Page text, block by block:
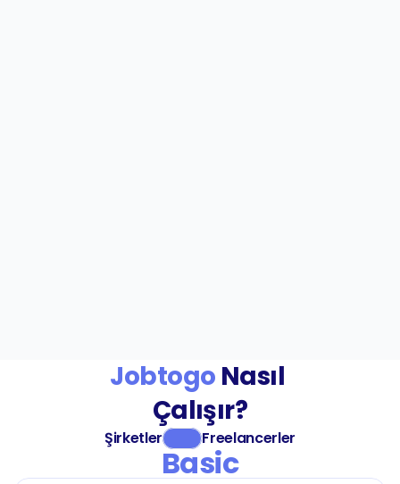
Jobtogo Nasıl
Çalışır?
Şirketler Freelancerler
Basic